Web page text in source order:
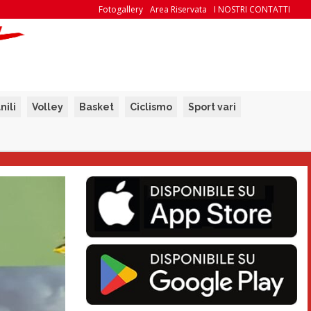
I NOSTRI CONTATTI
Area Riservata
Fotogallery
Volley Basket Ciclismo Sport vari